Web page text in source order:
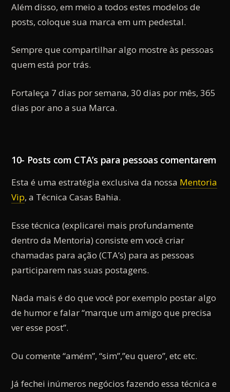
Além disso, em meio a todos estes modelos de
posts, coloque sua marca em um pedestal.
Sempre que compartilhar algo mostre às pessoas
quem está por trás.
Fortaleça 7 dias por semana, 30 dias por mês, 365
dias por ano a sua Marca.
10- Posts com CTA’s para pessoas comentarem
Esta é uma estratégia exclusiva da nossa Mentoria
Vip, a Técnica Casas Bahia.
Esse técnica (explicarei mais profundamente
dentro da Mentoria) consiste em você criar
chamadas para ação (CTA’s) para as pessoas
participarem nas suas postagens.
Nada mais é do que você por exemplo postar algo
de humor e falar “marque um amigo que precisa
ver esse post”.
Ou comente “amém”, “sim”,”eu quero”, etc etc.
Já fechei inúmeros negócios fazendo essa técnica e